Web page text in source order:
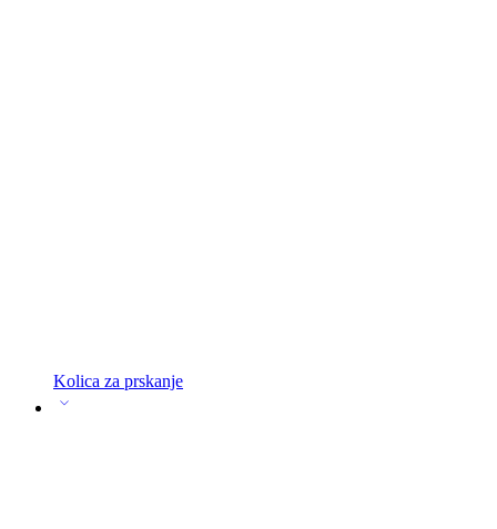
Kolica za prskanje